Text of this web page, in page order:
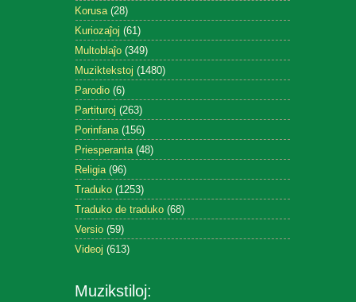
Korusa (28)
Kuriozaĵoj (61)
Multoblaĵo (349)
Muziktekstoj (1480)
Parodio (6)
Partituroj (263)
Porinfana (156)
Priesperanta (48)
Religia (96)
Traduko (1253)
Traduko de traduko (68)
Versio (59)
Videoj (613)
Muzikstiloj: